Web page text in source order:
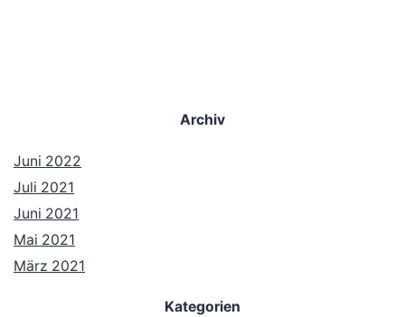
Archiv
Juni 2022
Juli 2021
Juni 2021
Mai 2021
März 2021
Kategorien